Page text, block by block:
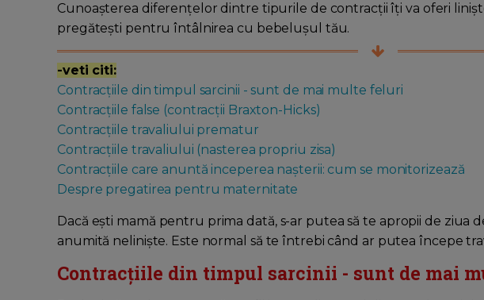
Cunoașterea diferențelor dintre tipurile de contracții îți va oferi
pregătești pentru întâlnirea cu bebelușul tău.
-veti citi:
Contracțiile din timpul sarcinii - sunt de mai multe feluri
Contracțiile false (contracții Braxton-Hicks)
Contracțiile travaliului prematur
Contracțiile travaliului (nasterea propriu zisa)
Contracțiile care anuntă inceperea nașterii: cum se monitorizează
Despre pregatirea pentru maternitate
Dacă eşti mamă pentru prima dată, s-ar putea să te apropii de ziua
anumită neliniște. Este normal să te întrebi când ar putea începe
Contracțiile din timpul sarcinii - sunt de mai